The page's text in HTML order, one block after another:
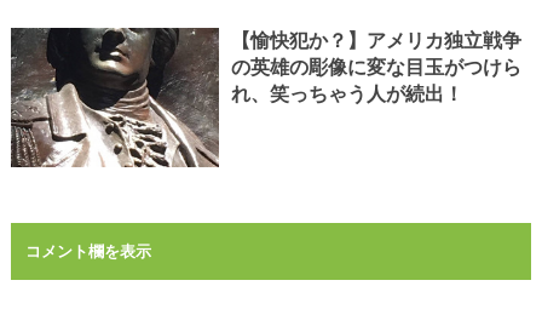
【愉快犯か？】アメリカ独立戦争
の英雄の彫像に変な目玉がつけら
れ、笑っちゃう人が続出！
コメント欄を表示